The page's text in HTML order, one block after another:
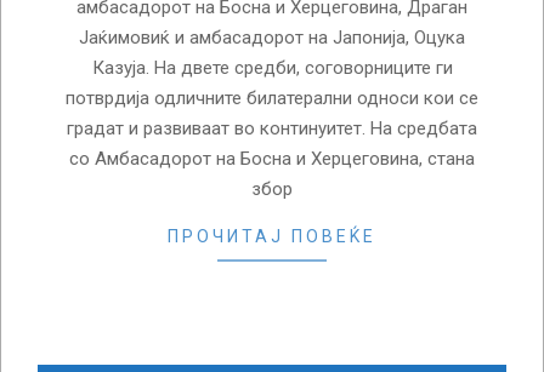
амбасадорот на Босна и Херцеговина, Драган
Јаќимовиќ и амбасадорот на Јапонија, Оцука
Казуја. На двете средби, соговорниците ги
потврдија одличните билатерални односи кои се
градат и развиваат во континуитет. На средбата
со Амбасадорот на Босна и Херцеговина, стана
збор
ПРОЧИТАЈ ПОВЕЌЕ